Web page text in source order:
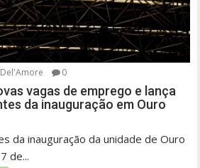
0
vagas de emprego e lança
da inauguração em Ouro
da inauguração da unidade de Ouro
de...